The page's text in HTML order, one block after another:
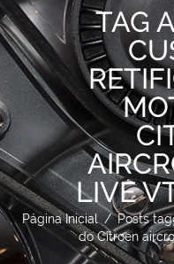
TAG
LIVE
Página Inicial / Posts
do Citroen